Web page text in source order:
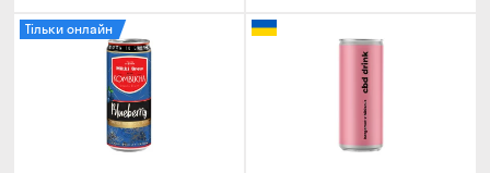
Тільки онлайн